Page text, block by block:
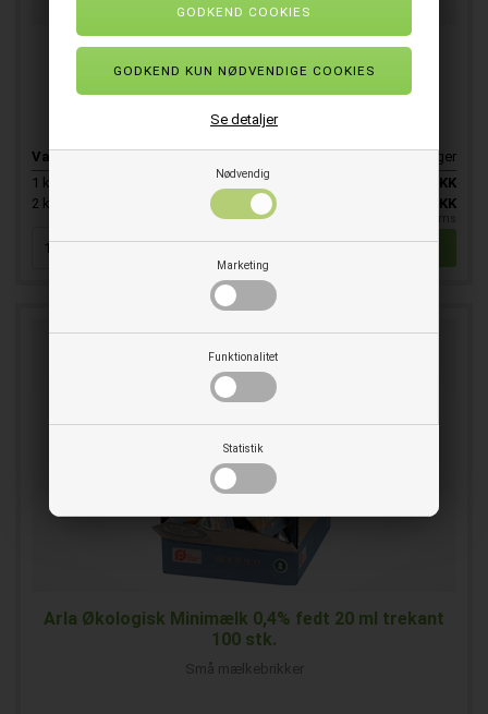
Nødvendig
Marketing
Funktionalitet
Statistik
Se detaljer
Flødepulver Quality sticks 2 gr. 1000 stk.
Varenr.
På lager
1 ks.
DKK
2 ks. SPAR 15% DKK
pr. stk. ekskl. moms
Arla Økologisk Minimælk 0,4% fedt 20 ml trekant
100 stk.
Små mælkebrikker